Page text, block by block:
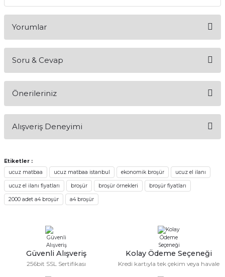
Yorumlar
Soru & Cevap
Önerileriniz
konularda yetersiz gördüğünüz noktaları öneri formunu
kullanarak tarafımıza iletebilirsiniz.
Ürün resmi kalitesiz, bozuk veya görüntülenemiyor.
Ürün açıklamasında eksik bilgiler bulunuyor.
Ürün bilgilerinde hatalar bulunuyor.
Bu ürüne benzer farklı alternatifler olmalı.
Alışveriş Deneyimi
Sitemize ilk yorumu siz yapın!
Deneyimini Paylaş
Etiketler :
ucuz matbaa
ucuz matbaa istanbul ekonomik broşür ucuz el ilanı
ucuz el ilanı fiyatları broşür broşür örnekleri broşür fiyatları
2000 adet a4 broşür a4 broşür
Güvenli Alışveriş
256bit SSL Sertifikası
Kolay Ödeme Seçeneği
Kredi kartıyla tek çekim veya havale